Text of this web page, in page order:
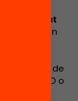
del
un mercat
. Són
i
educatius de
d’ESO o
i que es